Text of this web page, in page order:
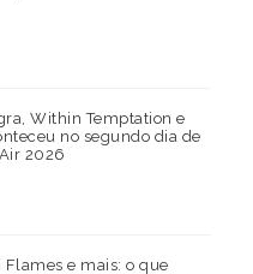
Within Temptation e
no segundo dia de
2026
e mais: o que